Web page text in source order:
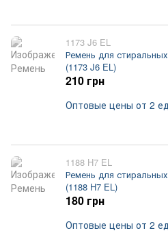
1173 J6 EL
Ремень для
(1173 J6 EL)
210 грн
Оптовые цены от 2
1188 H7 EL
Ремень для
(1188 H7 EL)
180 грн
Оптовые цены от 2